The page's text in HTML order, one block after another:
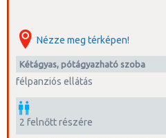
Nézze meg térképen!
kétágyas, pótágyazható szoba
félpanziós ellátás
2 felnőtt részére